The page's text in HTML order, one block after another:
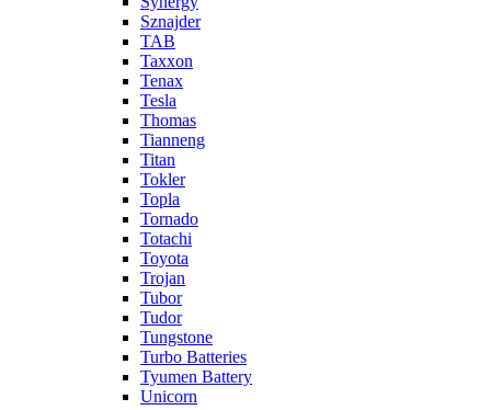
Sznajder
TAB
Taxxon
Tenax
Tesla
Thomas
Tianneng
Titan
Tokler
Topla
Tornado
Totachi
Toyota
Trojan
Tubor
Tudor
Tungstone
Turbo Batteries
Tyumen Battery
Unicorn